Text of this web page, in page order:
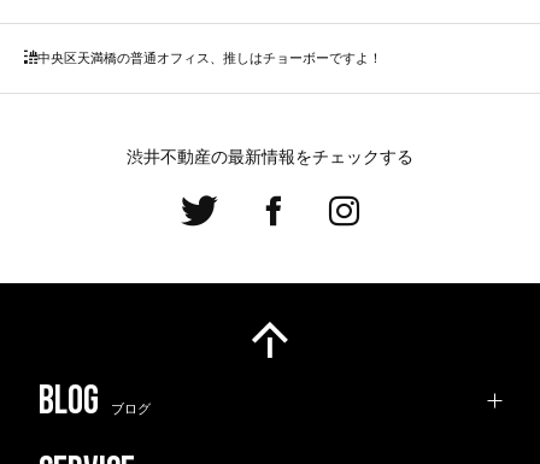
天満橋の普通オフィス、推しはチョーボーですよ！
中央区
渋井不動産の最新情報をチェックする
ブログ